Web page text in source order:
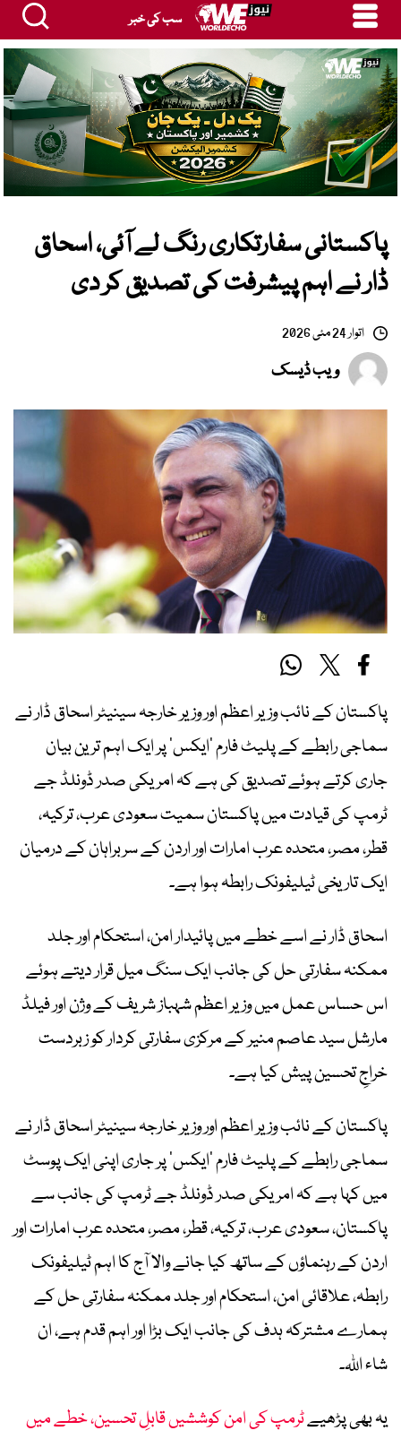
سب کی خبر
پاکستانی سفارتکاری رنگ لے آئی، اسحاق
ڈار نے اہم پیشرفت کی تصدیق کر دی
اتوار 24 مئی 2026
ویب ڈیسک
پاکستان کے نائب وزیر اعظم اور وزیر خارجہ سینیٹر اسحاق ڈار نے
سماجی رابطے کے پلیٹ فارم ’ایکس‘ پر ایک اہم ترین بیان
جاری کرتے ہوئے تصدیق کی ہے کہ امریکی صدر ڈونلڈ جے
ٹرمپ کی قیادت میں پاکستان سمیت سعودی عرب، ترکیہ،
قطر، مصر، متحدہ عرب امارات اور اردن کے سربراہان کے درمیان
ایک تاریخی ٹیلیفونک رابطہ ہوا ہے۔
اسحاق ڈار نے اسے خطے میں پائیدار امن، استحکام اور جلد
ممکنہ سفارتی حل کی جانب ایک سنگ میل قرار دیتے ہوئے
اس حساس عمل میں وزیر اعظم شہباز شریف کے وژن اور فیلڈ
مارشل سید عاصم منیر کے مرکزی سفارتی کردار کو زبردست
خراجِ تحسین پیش کیا ہے۔
پاکستان کے نائب وزیر اعظم اور وزیر خارجہ سینیٹر اسحاق ڈار نے
سماجی رابطے کے پلیٹ فارم ’ایکس‘ پر جاری اپنی ایک پوسٹ
میں کہا ہے کہ امریکی صدر ڈونلڈ جے ٹرمپ کی جانب سے
پاکستان، سعودی عرب، ترکیہ، قطر، مصر، متحدہ عرب امارات اور
اردن کے رہنماؤں کے ساتھ کیا جانے والا آج کا اہم ٹیلیفونک
رابطہ، علاقائی امن، استحکام اور جلد ممکنہ سفارتی حل کے
ہمارے مشترکہ ہدف کی جانب ایک بڑا اور اہم قدم ہے، ان
شاء اللہ۔
یہ بھی پڑھیےٹرمپ کی امن کوششیں قابلِ تحسین، خطے میں